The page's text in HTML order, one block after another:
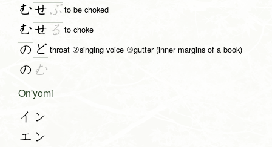
む せ ぶto be choked
む せ る to choke
の ど throat ②singing voice ③gutter (inner margins of a book)
の む
On'yomi
イン
エン